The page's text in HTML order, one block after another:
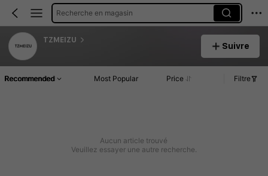
Recherche en magasin
TZMEIZU
Suivre
Recommended Most Popular Price Filtre
Aucun article trouvé
Veuillez essayer une autre recherche.